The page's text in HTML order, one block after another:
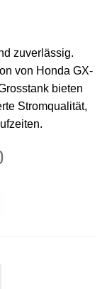
zuverlässig.
von Honda GX-
bieten
Stromqualität,